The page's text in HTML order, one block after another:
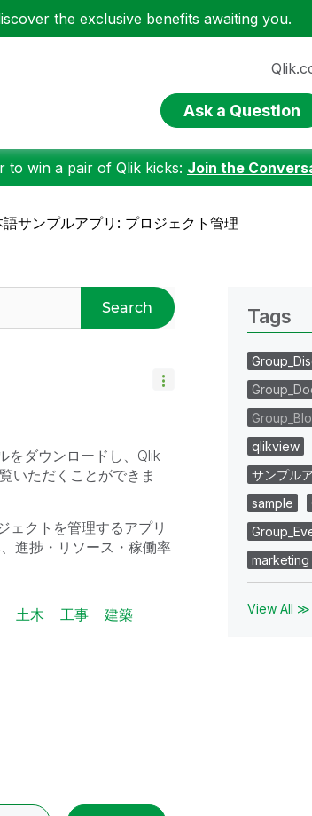
the exclusive benefits awaiting you.
Ask a Question
to win a pair of Qlik kicks: Join the
語サンプルアプリ: プロジェクト管理
Search
をダウンロードし、Qlik
いただくことができま
ェクトを管理するアプリ
進捗・リソース・稼働率
土木 工事
建築
Tags
qlikview
サンプル
sample
marketing
View All ≫